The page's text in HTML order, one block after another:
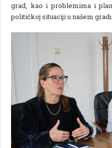
grad, kao i problemima i
političkoj situaciji u našem